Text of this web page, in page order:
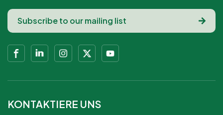
KONTAKTIERE UNS